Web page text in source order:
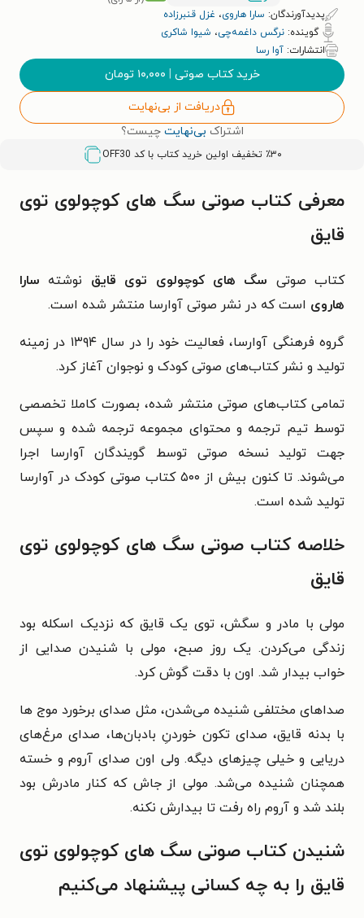
پدیدآورندگان: سارا هاروی، غزل قنبرزاده
گوینده: نرگس داغمه‌چی، شیوا شاکری
انتشارات: آوا رسا
خرید کتاب صوتی | ۱۰,۰۰۰ تومان
دریافت از بی‌نهایت
اشتراک بی‌نهایت چیست؟
٪۳۰ تخفیف اولین خرید کتاب با کد OFF30
معرفی کتاب صوتی سگ های کوچولوی توی
قایق
کتاب صوتی سگ های کوچولوی توی قایق نوشته سارا
هاروی است که در نشر صوتی آوارسا منتشر شده است.
گروه فرهنگی آوارسا، فعالیت خود را در سال ۱۳۹۴ در زمینه
تولید و نشر کتاب‌های صوتی کودک و نوجوان آغاز کرد.
تمامی کتاب‌های صوتی منتشر شده، بصورت کاملا تخصصی
توسط تیم ترجمه و محتوای مجموعه ترجمه شده و سپس
جهت تولید نسخه صوتی توسط گویندگان آوارسا اجرا
می‌شوند. تا کنون بیش از ۵۰۰ کتاب صوتی کودک در آوارسا
تولید شده است.
خلاصه کتاب صوتی سگ های کوچولوی توی
قایق
مولی با مادر و سگش، توی یک قایق که نزدیک اسکله بود
زندگی می­‌کردن. یک روز صبح، مولی با شنیدن صدایی از
خواب بیدار شد. اون با دقت گوش کرد.
صداهای مختلفی شنیده می‌­شدن، مثل صدای برخورد موج ­ها
با بدنه­­­­­­­ قایق، صدای تکون خوردنِ بادبان­‌ها، صدای مرغ‌­های
دریایی و خیلی چیزهای دیگه. ولی اون صدای آروم و خسته
همچنان شنیده می‌شد. مولی از جاش که کنار مادرش بود
بلند شد و آروم راه رفت تا بیدارش نکنه.
شنیدن کتاب صوتی سگ های کوچولوی توی
قایق را به چه کسانی پیشنهاد می‌کنیم